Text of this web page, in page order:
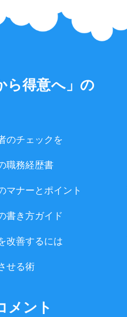
ら得意へ」の
のチェックを
職務経歴書
マナーとポイント
書き方ガイド
改善するには
せる術
メント